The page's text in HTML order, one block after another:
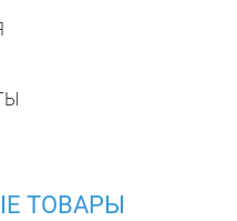
ТОВАРЫ